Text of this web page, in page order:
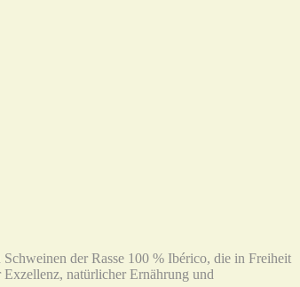
der Rasse 100 % Ibérico, die in Freiheit
natürlicher Ernährung und